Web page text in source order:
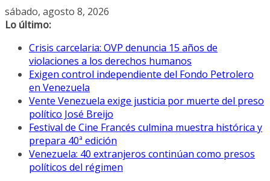
Saltar
al
sábado, agosto 8, 2026
Lo último:
Crisis carcelaria: OVP denuncia 15 años de
violaciones a los derechos humanos
Exigen control independiente del Fondo Petrolero
en Venezuela
Vente Venezuela exige justicia por muerte del preso
político José Breijo
Festival de Cine Francés culmina muestra histórica y
prepara 40ª edición
Venezuela: 40 extranjeros continúan como presos
políticos del régimen